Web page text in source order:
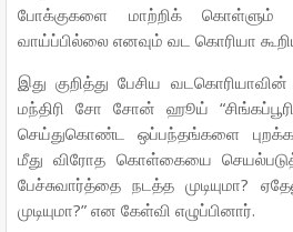
போக்குகளை
மாற்றிக் கொள்ளும்
வாய்ப்பில்லை எனவும் வட கொரியா
இது குறித்து பேசிய வடகொரியாவின்
மந்திரி
சோ சோன் ஹூய் “
செய்துகொண்ட
ஒப்பந்தங்களை
மீது
விரோத கொள்கையை
பேச்சுவார்த்தை
நடத்த முடியுமா?
முடியுமா?” என கேள்வி எழுப்பினார்.